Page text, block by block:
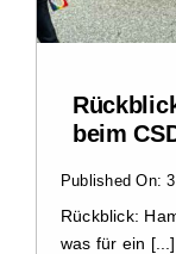
Leichte Sprache
Stellenangebote und
beim
Published On:
Rückblick:
was für ein [...]